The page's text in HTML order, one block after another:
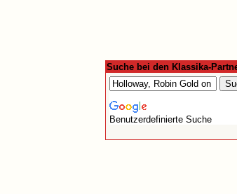
Suche bei den Klassika-
Benutzerdefinierte Suche